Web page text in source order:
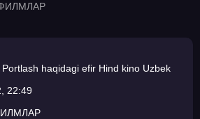
haqidagi efir Hind kino Uzbek
22:49